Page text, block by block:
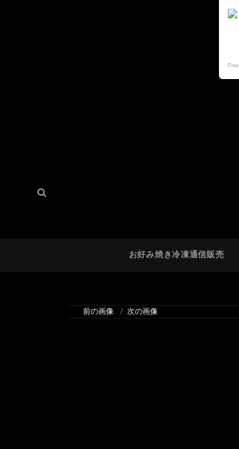
検
お好み焼き冷凍通信販売
前の画像 次の画像